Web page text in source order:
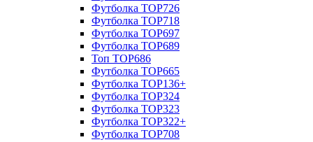
Футболка TOP726
Футболка TOP718
Футболка TOP697
Футболка TOP689
Топ TOP686
Футболка TOP665
Футболка TOP136+
Футболка TOP324
Футболка TOP323
Футболка TOP322+
Футболка TOP708